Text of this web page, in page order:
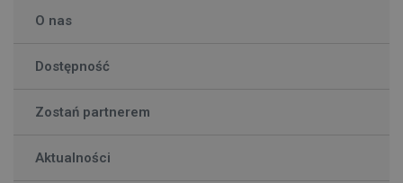
O nas
Dostępność
Zostań partnerem
Aktualności